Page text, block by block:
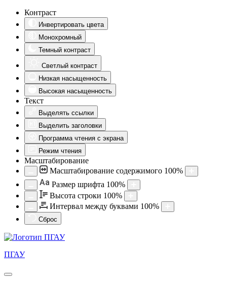
Контраст
Инвертировать цвета
Монохромный
Темный контраст
Светлый контраст
Низкая насыщенность
Высокая насыщенность
Текст
Выделять ссылки
Выделить заголовки
Программа чтения с экрана
Режим чтения
Масштабирование
Масштабирование содержимого 100%
Aa Размер шрифта 100%
Высота строки 100%
Интервал между буквами 100%
Сброс
ПГАУ